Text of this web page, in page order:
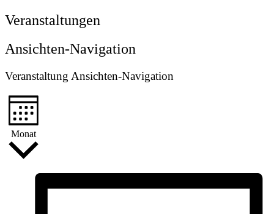
Veranstaltungen
Ansichten-Navigation
Veranstaltung Ansichten-Navigation
Monat